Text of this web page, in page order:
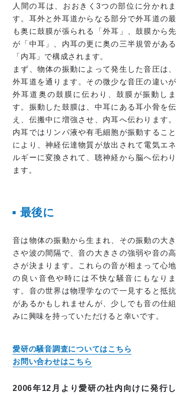
人間の耳は、おおきく3つの部位に分かれま
す。耳外と外耳道からなる部分で外耳道の最
も奥に鼓膜が張られる「外耳」、鼓膜から先
が「中耳」、内耳の更に奥の三半規管がある
「内耳」で構成されます。
まず、物体の振動によって発生した音圧は、
外耳道を通ります。その微少な音圧の違いが
外耳道奥の鼓膜に伝わり、鼓膜が振動しま
す。振動した鼓膜は、中耳にある耳小骨を伝
え、伝搬中に増強させ、内耳へ伝わります。
内耳ではリンパ液や有毛細胞が振動すること
により、神経伝達物質が放出されて電気エネ
ルギーに変換されて、聴神経から脳へ伝わり
ます。
最後に
音は物体の振動から生まれ、その振動の大き
さや波の間隔で、音の大きさの強弱や音の高
さが決まります。これらの音が相まって心地
の良い音色や時には不快な騒音にもなりま
す。音の世界は物理学なので一見すると抵抗
があるかもしれませんが、少しでも音の仕組
みに興味を持っていただけると幸いです。
愛研の騒音調査についてはこちら
お問い合わせはこちら
2006年12月より愛研の社内向けに発行し